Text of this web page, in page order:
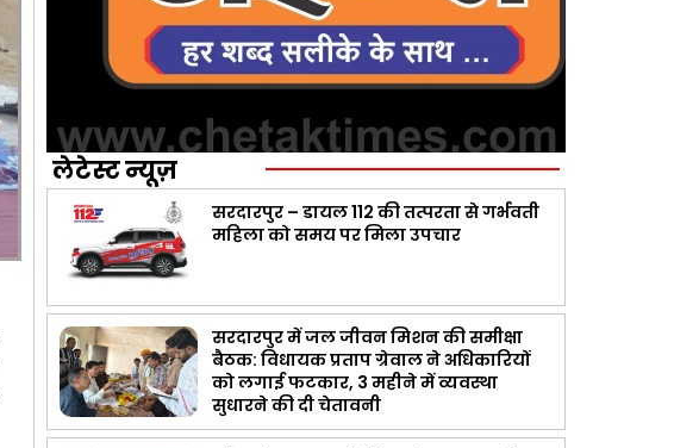
लेटेस्ट न्यूज़
सरदारपुर – डायल 112 की तत्परता से गर्भवती
महिला को समय पर मिला उपचार
सरदारपुर में जल जीवन मिशन की समीक्षा
बैठक: विधायक प्रताप ग्रेवाल ने अधिकारियों
को लगाई फटकार, 3 महीने में व्यवस्था
सुधारने की दी चेतावनी